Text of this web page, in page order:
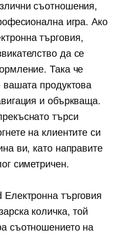
съотношения,
игра. Ако
търговия,
да се
Така че
продуктова
и объркваща.
търси
на клиентите си
ви, като направите
симетричен.
Електронна търговия
количка, той
съотношението на